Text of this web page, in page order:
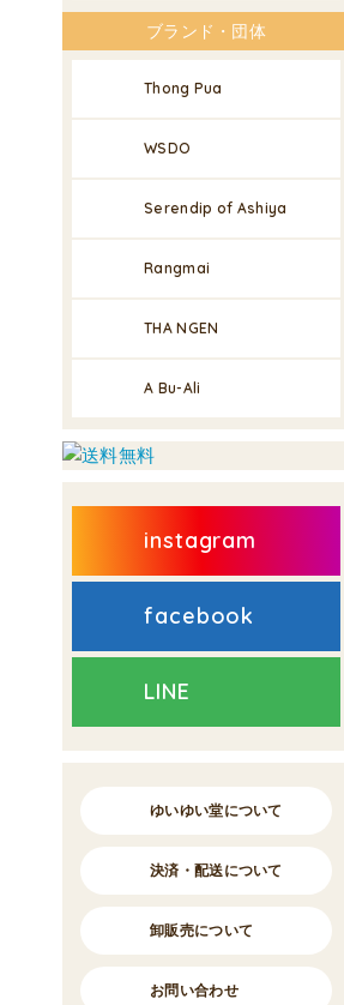
ブランド・団体
Thong Pua
WSDO
Serendip of Ashiya
Rangmai
THA NGEN
A Bu-Ali
instagram
facebook
LINE
ゆいゆい堂について
決済・配送について
卸販売について
お問い合わせ